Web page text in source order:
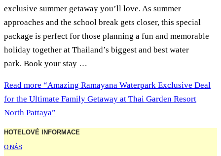
exclusive summer getaway you’ll love. As summer
approaches and the school break gets closer, this special
package is perfect for those planning a fun and memorable
holiday together at Thailand’s biggest and best water
park. Book your stay …
Read more “Amazing Ramayana Waterpark Exclusive Deal
for the Ultimate Family Getaway at Thai Garden Resort
North Pattaya”
HOTELOVÉ INFORMACE
O NÁS